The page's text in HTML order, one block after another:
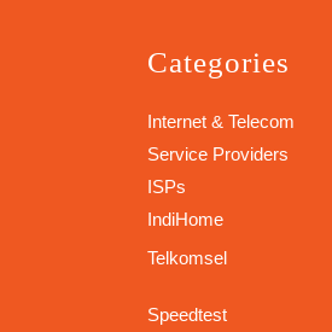
Categories
Internet & Telecom
Service Providers
ISPs
IndiHome
Telkomsel
Speedtest